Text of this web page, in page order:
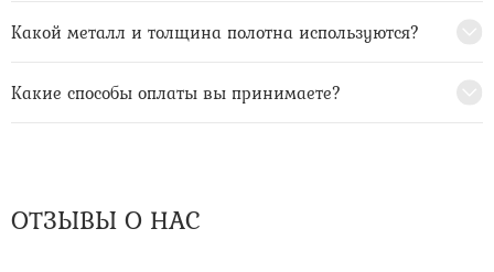
Какой металл и толщина полотна используются?
Какие способы оплаты вы принимаете?
ОТЗЫВЫ О НАС